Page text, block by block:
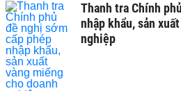
Thanh tra Chính
nhập khẩu, sản
nghiệp